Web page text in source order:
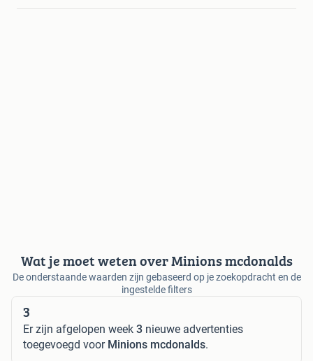
Wat je moet weten over Minions mcdonalds
De onderstaande waarden zijn gebaseerd op je zoekopdracht en de
ingestelde filters
3
Er zijn afgelopen week 3 nieuwe advertenties
toegevoegd voor Minions mcdonalds.